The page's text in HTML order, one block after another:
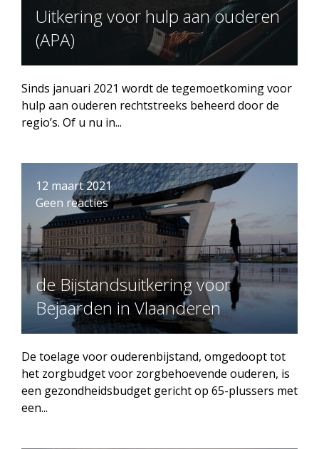
Uitkering voor hulp aan ouderen
(APA)
Sinds januari 2021 wordt de tegemoetkoming voor
hulp aan ouderen rechtstreeks beheerd door de
regio’s. Of u nu in...
12 maart 2021
Geen reacties
de Bijstandsuitkering voor
Bejaarden in Vlaanderen
De toelage voor ouderenbijstand, omgedoopt tot
het zorgbudget voor zorgbehoevende ouderen, is
een gezondheidsbudget gericht op 65-plussers met
een...